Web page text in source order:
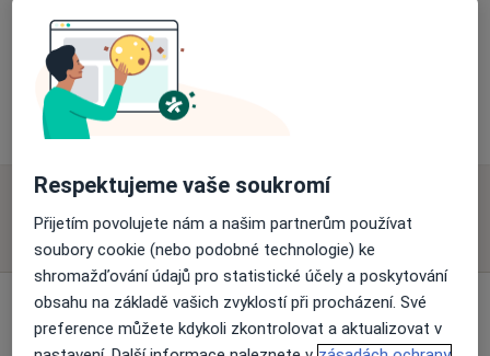
Ergoterapeut Praha
Stránky
Soukromí a soubory cookies
Respektujeme vaše soukromí
Přijetím povolujete nám a našim partnerům používat
soubory cookie (nebo podobné technologie) ke
shromažďování údajů pro statistické účely a poskytování
obsahu na základě vašich zvyklostí při procházení. Své
preference můžete kdykoli zkontrolovat a aktualizovat v